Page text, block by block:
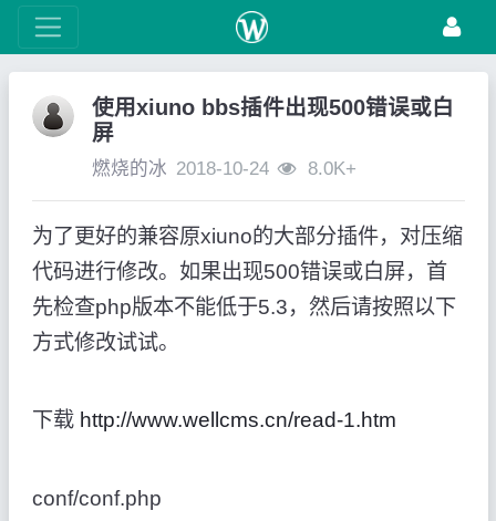
使用xiuno bbs插件出现500错误或白
屏
燃烧的冰 2018-10-24 8.0K+
为了更好的兼容原xiuno的大部分插件，对压缩
代码进行修改。如果出现500错误或白屏，首
先检查php版本不能低于5.3，然后请按照以下
方式修改试试。
下载 http://www.wellcms.cn/read-1.htm
conf/conf.php